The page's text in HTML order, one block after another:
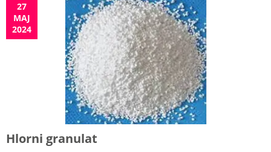
27
MAJ
2024
Hlorni granulat